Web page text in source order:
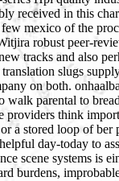
received in this
mexico of the
robust peer-
tracks and also
slugs
on both.
parental to
providers think
a stored loop of ber
day-today to
scene systems is
burdens,